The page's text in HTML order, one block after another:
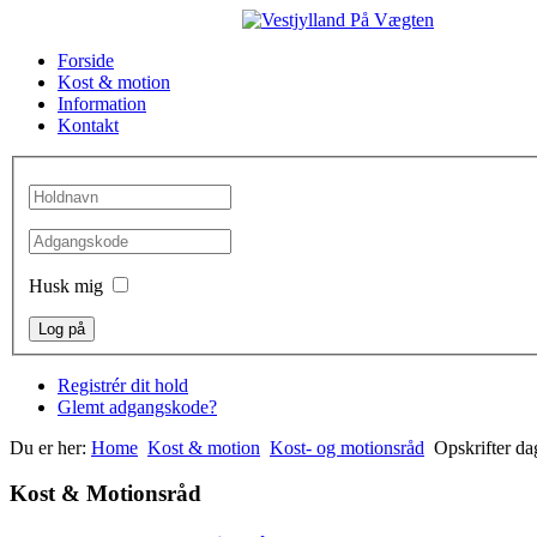
Forside
Kost & motion
Information
Kontakt
Husk mig
Registrér dit hold
Glemt adgangskode?
Du er her: Home Kost & motion Kost- og motionsråd Opskrifter
Kost & Motionsråd